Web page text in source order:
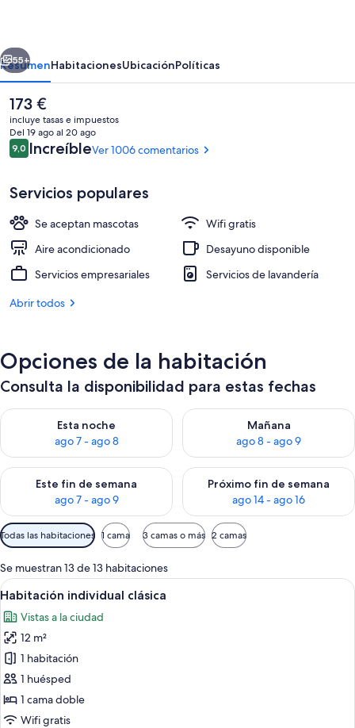
Caja fuerte, escritorio, cortinas
Siguiente
55+
ResumenHabitacionesUbicaciónPolíticas
El
precio
actual
es
de
173 €
incluye tasas e impuestos
Del 19 ago al 20 ago
Comentarios
9,09,0 de 10
IncreíbleVer 1006 comentarios
Servicios populares
Se aceptan mascotas
Wifi gratis
Aire acondicionado
Desayuno disponible
Servicios empresariales
Servicios de lavandería
Abrir todos
Opciones de la habitación
Consulta la disponibilidad para estas fechas
Esta noche
ago 7 - ago 8
Consulta la disponibilidad para esta noche, ago 7 - ago 8
Mañana
ago 8 - ago 9
Consulta la disponibilidad
Este fin de semana
ago 7 - ago 9
Consulta la disponibilidad para este fin de semana, ago 7 -
Próximo fin de semana
ago 14 - ago 16
Consulta la disponibilidad
Filtros
disponibles
para
las
habitaciones
Todas las habitaciones 1 cama 3 camas o más 2 camas
Se muestran 13 de 13 habitaciones
Abrir
todas
las
fotos
de
Habitación
individual
clásica
Habitación individual clásica | Caja
5
Habitación individual clásica
Vistas a la ciudad
12 m²
1 habitación
1 huésped
1 cama doble
Wifi gratis